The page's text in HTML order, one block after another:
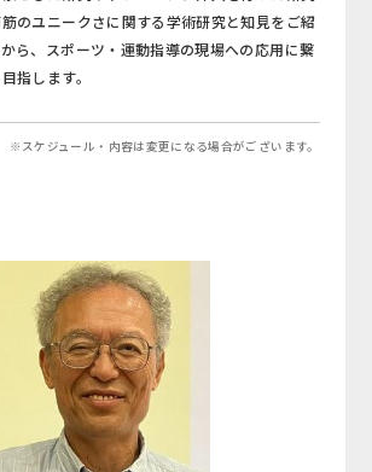
のユニークさに関する学術研究と知見をご紹
ら、スポーツ・運動指導の現場への応用に繋
指します。
※スケジュール・内容は変更になる場合がございます。